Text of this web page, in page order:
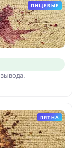
ПИЩЕВЫЕ
ПЯТНА